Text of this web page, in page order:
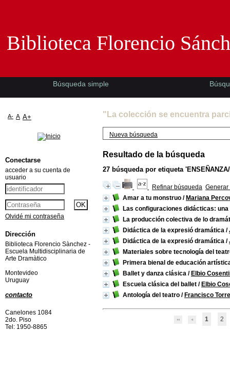
"La colección se encuentra
Nueva búsqueda
Resultado de la búsqueda
27 búsqueda por etiqueta
Refinar búsqueda Generar
Amar a tu monstruo / Mariana
Las configuraciones didácticas:
La producción colectiva de lo
Didáctica de la expresió dramática /
Didáctica de la expresió dramática /
Materiales sobre tecnología del
Primera bienal de educación
Ballet y danza clásica / Elbio
Escuela clásica del ballet / Elbio
Antología del teatro / Francisco
1 2
Biblioteca Florencio
Búsqueda simple
A- A A+
Conectarse
acceder a su cuenta de
usuario
Olvidé mi contraseña
Dirección
Biblioteca Florencio Sànchez -
Escuela Multidisciplinaria de
Arte Dramàtico
Montevideo
Uruguay
contacto
Canelones 1084
2do. Piso
Tel: 1950-8865